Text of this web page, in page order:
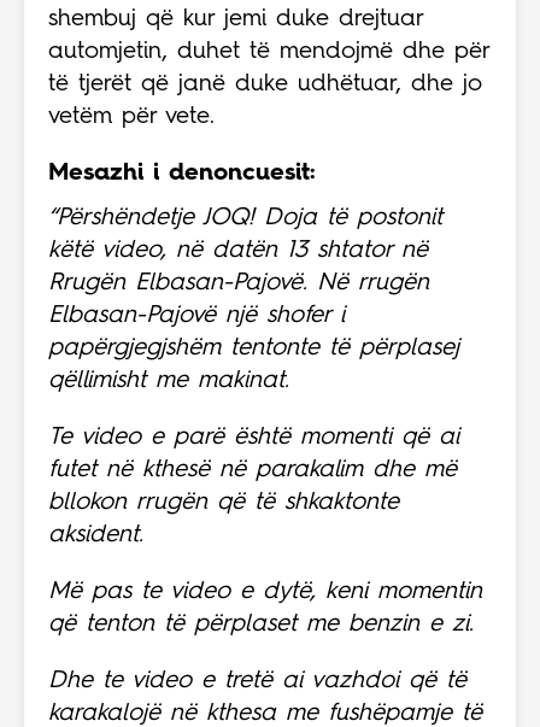
shembuj që kur jemi duke drejtuar
automjetin, duhet të mendojmë dhe për
të tjerët që janë duke udhëtuar, dhe jo
vetëm për vete.
Mesazhi i denoncuesit:
“Përshëndetje JOQ! Doja të postonit
këtë video, në datën 13 shtator në
Rrugën Elbasan-Pajovë. Në rrugën
Elbasan-Pajovë një shofer i
papërgjegjshëm tentonte të përplasej
qëllimisht me makinat.
Te video e parë është momenti që ai
futet në kthesë në parakalim dhe më
bllokon rrugën që të shkaktonte
aksident.
Më pas te video e dytë, keni momentin
që tenton të përplaset me benzin e zi.
Dhe te video e tretë ai vazhdoi që të
karakalojë në kthesa me fushëpamje të